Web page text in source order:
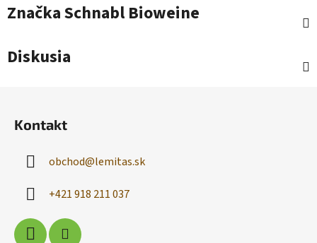
ZnačkaSchnabl Bioweine
Diskusia
Kontakt
obchod@lemitas.sk
+421 918 211 037